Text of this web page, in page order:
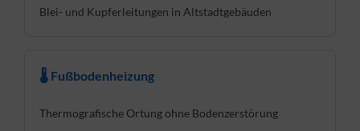
Blei- und Kupferleitungen in Altstadtgebäuden
🌡 Fußbodenheizung
Thermografische Ortung ohne Bodenzerstörung